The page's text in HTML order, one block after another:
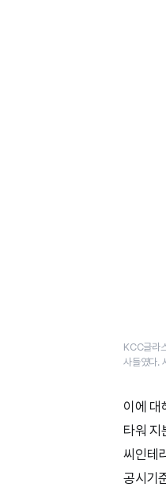
KCC글라
사들였다.
이에 대
타워 지
씨인테
공시기